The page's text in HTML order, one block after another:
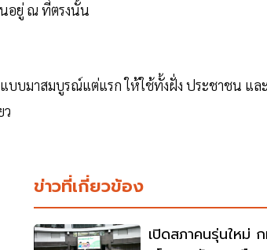
อยู่ ณ ที่ตรงนั้น
บมาสมบูรณ์แต่แรก ให้ใช้ทั้งฝั่ง ประชาชน แล
ข่าวที่เกี่ยวข้อง
เปิดสภาคนรุ่นใหม่